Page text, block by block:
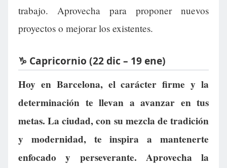
trabajo. Aprovecha para proponer nuevos
proyectos o mejorar los existentes.
♑ Capricornio (22 dic – 19 ene)
Hoy en Barcelona, el carácter firme y la
determinación te llevan a avanzar en tus
metas. La ciudad, con su mezcla de tradición
y modernidad, te inspira a mantenerte
enfocado y perseverante. Aprovecha la